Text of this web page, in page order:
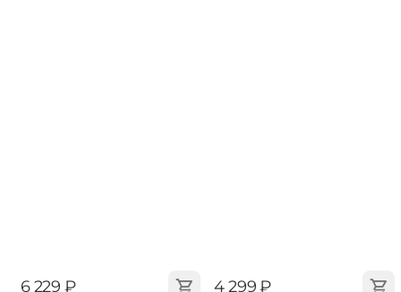
‍6 229‍ ₽ ‍4 299‍₽